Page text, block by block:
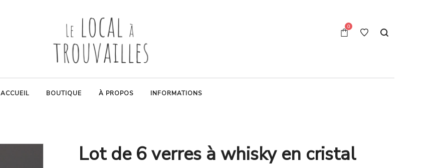
0
ACCUEIL BOUTIQUE À PROPOS INFORMATIONS
Lot de 6 verres à whisky en cristal